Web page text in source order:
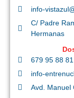
info-
C/ Padre
Hermanas
679 95 88 81
info-
Avd. Manuel